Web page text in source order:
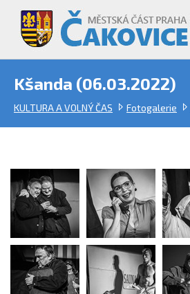
Kšanda (06.03.2022)
KULTURA A VOLNÝ ČAS Fotogalerie